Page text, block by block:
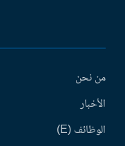
من نحن
الأخبار
الوظائف (E)